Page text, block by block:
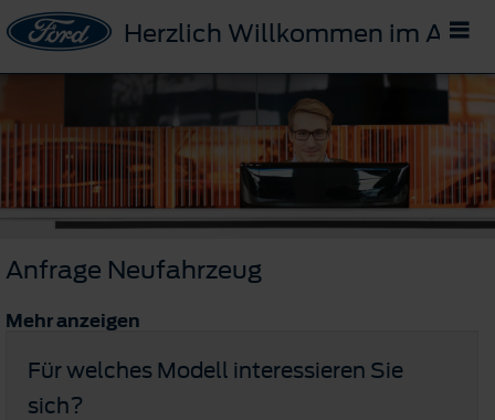
Herzlich Willkommen im
Anfrage Neufahrzeug
Mehr anzeigen
Für welches Modell interessieren Sie
sich?